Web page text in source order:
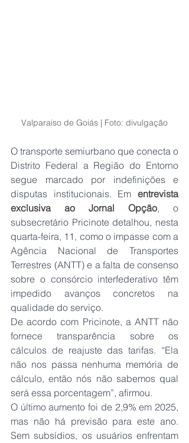
Valparaiso de Goiás | Foto: divulgação
O transporte semiurbano que conecta o
Distrito Federal a Região do Entorno
segue marcado por indefinições e
disputas institucionais. Em entrevista
exclusiva ao
Jornal Opção, o
subsecretário Pricinote detalhou, nesta
quarta-feira, 11, como o impasse com a
Agência Nacional de Transportes
Terrestres (ANTT) e a falta de consenso
sobre o consórcio interfederativo têm
impedido avanços concretos na
qualidade do serviço.
De acordo com Pricinote, a ANTT não
fornece transparência sobre os
cálculos de reajuste das tarifas. “Ela
não nos passa nenhuma memória de
cálculo, então nós não sabemos qual
será essa porcentagem”, afirmou.
O último aumento foi de 2,9% em 2025,
mas não há previsão para este ano.
Sem subsídios, os usuários enfrentam